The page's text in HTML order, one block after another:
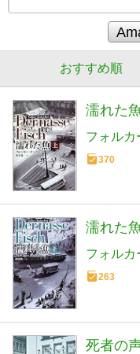
おすすめ順
濡れた
フォルカ
370
濡れた
フォルカ
263
死者の